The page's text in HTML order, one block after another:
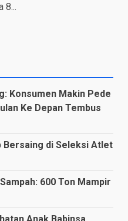
8...
Konsumen Makin Pede
Ke Depan Tembus
Bersaing di Seleksi Atlet
600 Ton Mampir